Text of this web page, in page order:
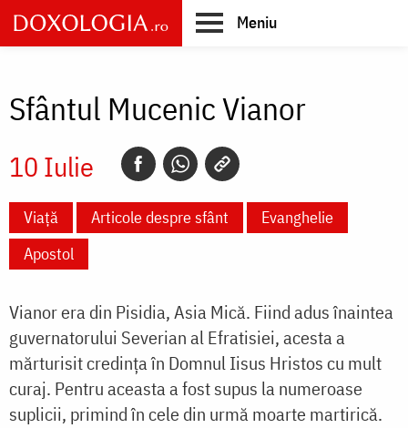
Skip
to
main
Meniu
Sfântul Mucenic Vianor
10 Iulie
Viață Articole despre sfânt
Evanghelie
Apostol
Vianor era din Pisidia, Asia Mică. Fiind adus înaintea
guvernatorului Severian al Efratisiei, acesta a
mărturisit credinţa în Domnul Iisus Hristos cu mult
curaj. Pentru aceasta a fost supus la numeroase
suplicii, primind în cele din urmă moarte martirică.